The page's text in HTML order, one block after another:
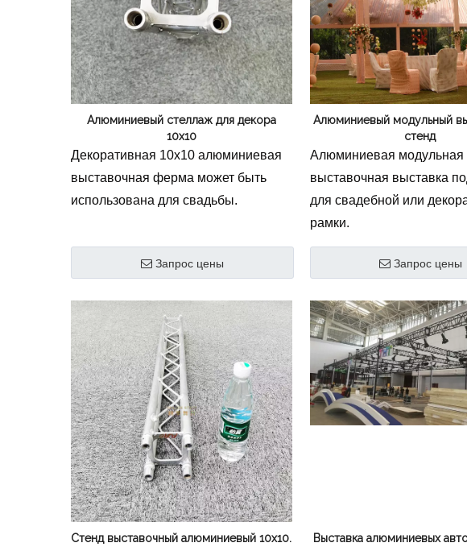
превосходную устойчивость и
элегантный внешний вид для
торговых выставок, выставок и
мероприятий брендов. Узнайте
больше о осветительных фермах.
профессиональной
Эта легкая, но прочная
система, изготовленная
высокопрочного
сплава 6061-T6,
превосходную несущую
способность и
вид. Идеально подходит
выставок, мероприятий и
бренда. Узнайте больше о
осветительных фермах.
Алюминиевый стеллаж для декора
10x10
Декоративная 10х10 алюминиевая
выставочная ферма может быть
использована для свадьбы.
Запрос цены
Алюминиевый модульный
стенд
Алюминиевая модульная
выставочная выставка
для свадебной или
рамки.
Запрос цены
Стенд выставочный алюминиевый 10х10.
Выставка алюминиевых